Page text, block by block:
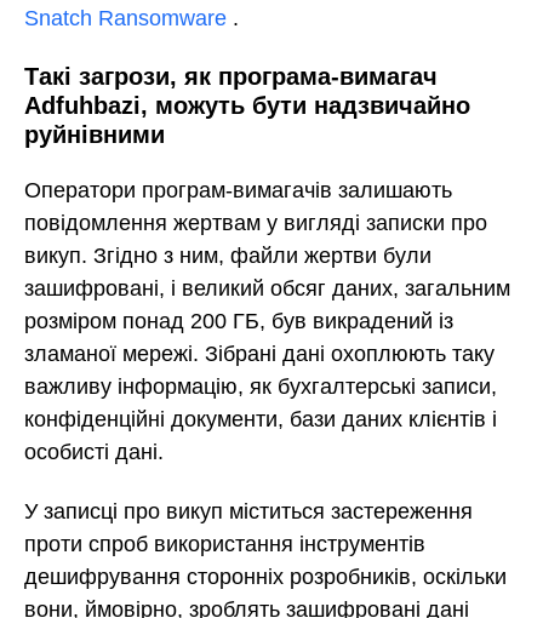
Snatch Ransomware .
Такі загрози, як програма-вимагач
Adfuhbazi, можуть бути надзвичайно
руйнівними
Оператори програм-вимагачів залишають
повідомлення жертвам у вигляді записки про
викуп. Згідно з ним, файли жертви були
зашифровані, і великий обсяг даних, загальним
розміром понад 200 ГБ, був викрадений із
зламаної мережі. Зібрані дані охоплюють таку
важливу інформацію, як бухгалтерські записи,
конфіденційні документи, бази даних клієнтів і
особисті дані.
У записці про викуп міститься застереження
проти спроб використання інструментів
дешифрування сторонніх розробників, оскільки
вони, ймовірно, зроблять зашифровані дані